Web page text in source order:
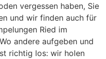
vergessen haben, Sie
und wir finden auch für
Ried im
andere aufgeben und
richtig los: wir holen